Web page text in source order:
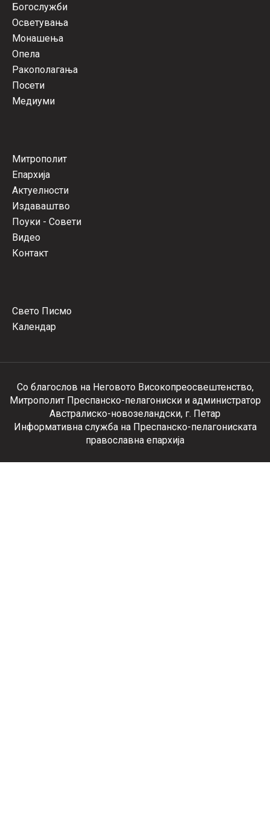
Богослужби
Осветувања
Монашења
Опела
Ракополагања
Посети
Медиуми
Митрополит
Епархија
Актуелности
Издаваштво
Поуки - Совети
Видео
Контакт
Свето Писмо
Календар
Со благослов на Неговото Високопреосвештенство,
Митрополит Преспанско-пелагониски и администратор
Австралиско-новозеландски, г. Петар
Информативна служба на Преспанско-пелагониската
православна епархија